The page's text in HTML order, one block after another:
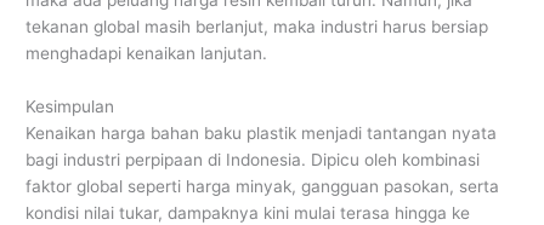
tekanan global masih berlanjut, maka industri harus bersiap
menghadapi kenaikan lanjutan.
Kesimpulan
Kenaikan harga bahan baku plastik menjadi tantangan nyata
bagi industri perpipaan di Indonesia. Dipicu oleh kombinasi
faktor global seperti harga minyak, gangguan pasokan, serta
kondisi nilai tukar, dampaknya kini mulai terasa hingga ke